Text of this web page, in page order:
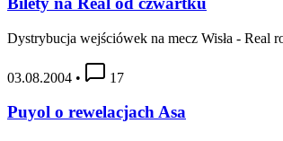
Dystrybucja wejściówek na mecz Wisła - Real
03.08.2004 • 17
Puyol o rewelacjach Asa